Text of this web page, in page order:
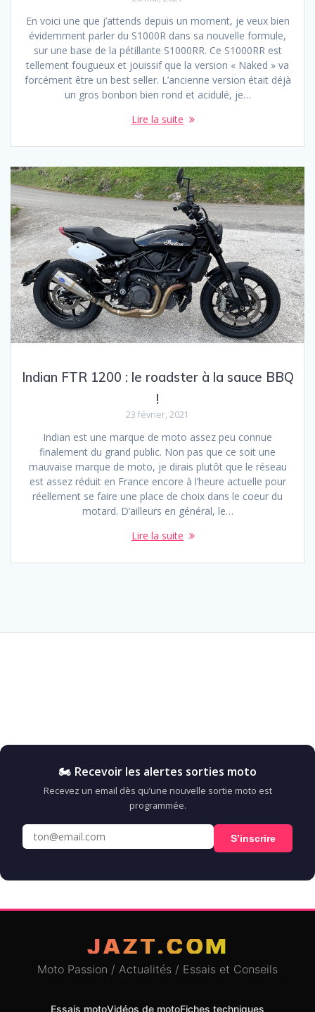
En voici une que j’attends depuis un moment, je veux bien
évidemment parler du S1000R dans sa nouvelle formule,
sur une base de la pétillante S1000RR. Ce S1000RR est
tellement fougueux et jouissif que la version « Naked » va
forcément être un best seller. L’ancienne version était déjà
un gros bonbon bien rond et acidulé, je…
Lire la suite
Indian FTR 1200 : le roadster à la sauce BBQ
!
23 février, 2021
Indian est une marque de moto assez peu connue
finalement du grand public. Non pas que ce soit une
mauvaise marque de moto, je dirais plutôt que le réseau
est assez réduit en France encore à l’heure actuelle pour
réellement se faire une place de choix dans le coeur du
motard. D’ailleurs en général, le…
Lire la suite
🏍️ Recevoir les alertes sorties moto
Recevez un email dès qu’une nouvelle sortie moto est
programmée.
S’inscrire
JAZT.COM
Moto Passion / Actualités / Essais et Conseils
Essais motoVidéos de motoFiches techniques